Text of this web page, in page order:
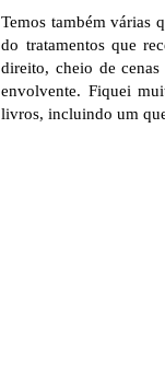
Temos também várias
do tratamentos que
direito, cheio de
envolvente. Fiquei
livros, incluindo um